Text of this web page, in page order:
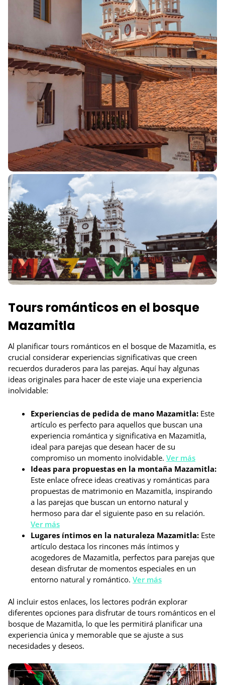
Tours románticos en el bosque
Mazamitla
Al planificar tours románticos en el bosque de Mazamitla, es
crucial considerar experiencias significativas que creen
recuerdos duraderos para las parejas. Aquí hay algunas
ideas originales para hacer de este viaje una experiencia
inolvidable:
Experiencias de pedida de mano Mazamitla: Este
artículo es perfecto para aquellos que buscan una
experiencia romántica y significativa en Mazamitla,
ideal para parejas que desean hacer de su
compromiso un momento inolvidable. Ver más
Ideas para propuestas en la montaña Mazamitla:
Este enlace ofrece ideas creativas y románticas para
propuestas de matrimonio en Mazamitla, inspirando
a las parejas que buscan un entorno natural y
hermoso para dar el siguiente paso en su relación.
Ver más
Lugares íntimos en la naturaleza Mazamitla: Este
artículo destaca los rincones más íntimos y
acogedores de Mazamitla, perfectos para parejas que
desean disfrutar de momentos especiales en un
entorno natural y romántico. Ver más
Al incluir estos enlaces, los lectores podrán explorar
diferentes opciones para disfrutar de tours románticos en el
bosque de Mazamitla, lo que les permitirá planificar una
experiencia única y memorable que se ajuste a sus
necesidades y deseos.